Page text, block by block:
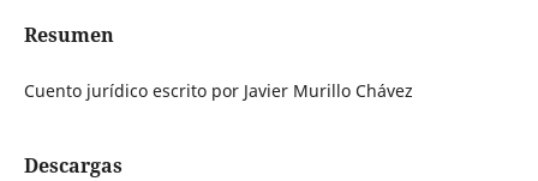
Resumen
Cuento jurídico escrito por Javier Murillo Chávez
Descargas